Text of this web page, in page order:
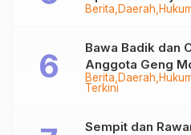
Berita Daerah
Berita Daerah
Terkini
Bawa Badik dan
Anggota Geng
Diringkus
Sempit dan